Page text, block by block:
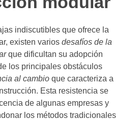
indiscutibles que ofrece la
existen varios desafíos de la
que dificultan su adopción
los principales obstáculos
al cambio que caracteriza a
Esta resistencia se
de algunas empresas y
los métodos tradicionales